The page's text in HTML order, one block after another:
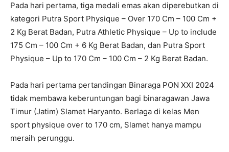
Pada hari pertama, tiga medali emas akan diperebutkan di
kategori Putra Sport Physique – Over 170 Cm – 100 Cm +
2 Kg Berat Badan, Putra Athletic Physique – Up to include
175 Cm – 100 Cm + 6 Kg Berat Badan, dan Putra Sport
Physique – Up to 170 Cm – 100 Cm – 2 Kg Berat Badan.
Pada hari pertama pertandingan Binaraga PON XXI 2024
tidak membawa keberuntungan bagi binaragawan Jawa
Timur (Jatim) Slamet Haryanto. Berlaga di kelas Men
sport physique over to 170 cm, Slamet hanya mampu
meraih perunggu.